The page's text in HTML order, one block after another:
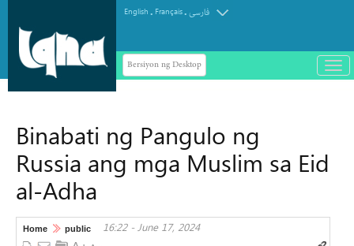
English . Français.فارسی
Bersiyon ng Desktop
باز
و
Binabati ng Pangulo ng
Russia ang mga Muslim sa Eid
al-Adha
Home public 16:22 - June 17, 2024